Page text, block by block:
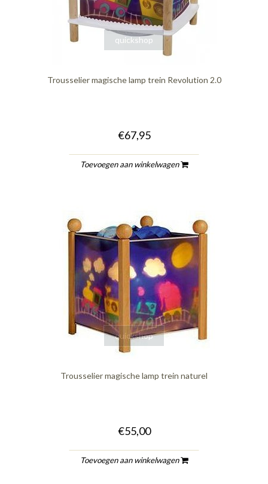
quickshop
Trousselier magische lamp trein Revolution 2.0
€67,95
Toevoegen aan winkelwagen
quickshop
Trousselier magische lamp trein naturel
€55,00
Toevoegen aan winkelwagen